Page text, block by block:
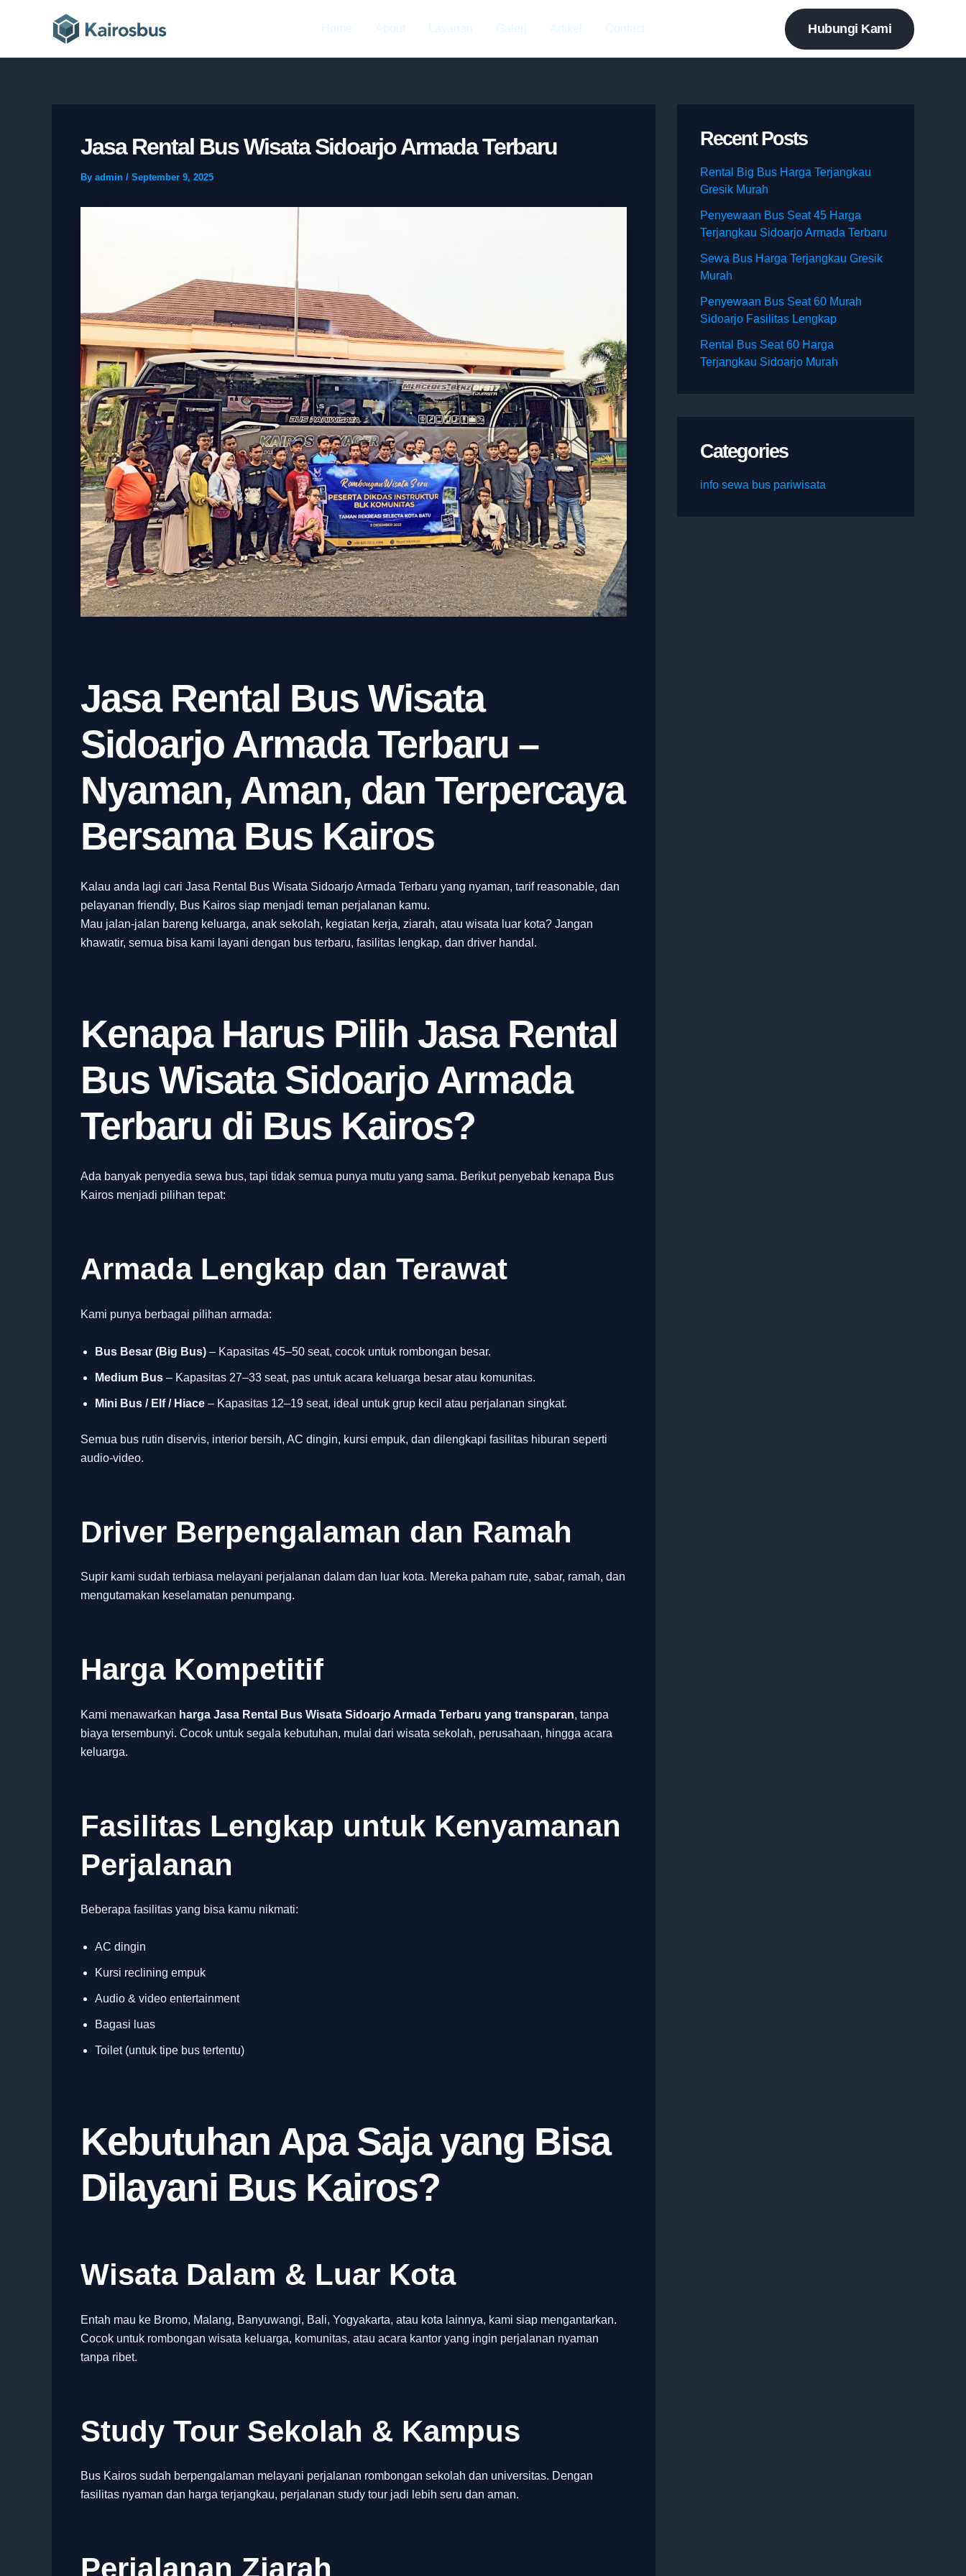
Home About Layanan Galeri Artikel Contact Hubungi Kami
Jasa Rental Bus Wisata Sidoarjo Armada Terbaru
By admin / September 9, 2025
Jasa Rental Bus Wisata
Sidoarjo Armada Terbaru –
Nyaman, Aman, dan Terpercaya
Bersama Bus Kairos
Kalau anda lagi cari Jasa Rental Bus Wisata Sidoarjo Armada Terbaru yang nyaman, tarif reasonable, dan
pelayanan friendly, Bus Kairos siap menjadi teman perjalanan kamu.
Mau jalan-jalan bareng keluarga, anak sekolah, kegiatan kerja, ziarah, atau wisata luar kota? Jangan
khawatir, semua bisa kami layani dengan bus terbaru, fasilitas lengkap, dan driver handal.
Kenapa Harus Pilih Jasa Rental
Bus Wisata Sidoarjo Armada
Terbaru di Bus Kairos?
Ada banyak penyedia sewa bus, tapi tidak semua punya mutu yang sama. Berikut penyebab kenapa Bus
Kairos menjadi pilihan tepat:
Armada Lengkap dan Terawat
Kami punya berbagai pilihan armada:
Bus Besar (Big Bus) – Kapasitas 45–50 seat, cocok untuk rombongan besar.
Medium Bus – Kapasitas 27–33 seat, pas untuk acara keluarga besar atau komunitas.
Mini Bus / Elf / Hiace – Kapasitas 12–19 seat, ideal untuk grup kecil atau perjalanan singkat.
Semua bus rutin diservis, interior bersih, AC dingin, kursi empuk, dan dilengkapi fasilitas hiburan seperti
audio-video.
Driver Berpengalaman dan Ramah
Supir kami sudah terbiasa melayani perjalanan dalam dan luar kota. Mereka paham rute, sabar, ramah, dan
mengutamakan keselamatan penumpang.
Harga Kompetitif
Kami menawarkan harga Jasa Rental Bus Wisata Sidoarjo Armada Terbaru yang transparan, tanpa
biaya tersembunyi. Cocok untuk segala kebutuhan, mulai dari wisata sekolah, perusahaan, hingga acara
keluarga.
Fasilitas Lengkap untuk Kenyamanan
Perjalanan
Beberapa fasilitas yang bisa kamu nikmati:
AC dingin
Kursi reclining empuk
Audio & video entertainment
Bagasi luas
Toilet (untuk tipe bus tertentu)
Kebutuhan Apa Saja yang Bisa
Dilayani Bus Kairos?
Wisata Dalam & Luar Kota
Entah mau ke Bromo, Malang, Banyuwangi, Bali, Yogyakarta, atau kota lainnya, kami siap mengantarkan.
Cocok untuk rombongan wisata keluarga, komunitas, atau acara kantor yang ingin perjalanan nyaman
tanpa ribet.
Study Tour Sekolah & Kampus
Bus Kairos sudah berpengalaman melayani perjalanan rombongan sekolah dan universitas. Dengan
fasilitas nyaman dan harga terjangkau, perjalanan study tour jadi lebih seru dan aman.
Perjalanan Ziarah
Recent Posts
Rental Big Bus Harga Terjangkau
Gresik Murah
Penyewaan Bus Seat 45 Harga
Terjangkau Sidoarjo Armada Terbaru
Sewa Bus Harga Terjangkau Gresik
Murah
Penyewaan Bus Seat 60 Murah
Sidoarjo Fasilitas Lengkap
Rental Bus Seat 60 Harga
Terjangkau Sidoarjo Murah
Categories
info sewa bus pariwisata